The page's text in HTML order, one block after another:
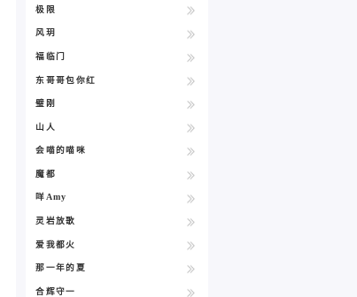
极限
风玥
福临门
东哥哥包你红
璧刚
山人
会喵的喵咪
魔都
咩Amy
灵岩放歌
爱我都火
那一年的夏
合辉守一